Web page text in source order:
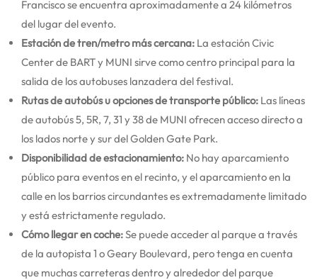
Francisco se encuentra aproximadamente a 24 kilómetros
del lugar del evento.
Estación de tren/metro más cercana: La estación Civic
Center de BART y MUNI sirve como centro principal para la
salida de los autobuses lanzadera del festival.
Rutas de autobús u opciones de transporte público: Las líneas
de autobús 5, 5R, 7, 31 y 38 de MUNI ofrecen acceso directo a
los lados norte y sur del Golden Gate Park.
Disponibilidad de estacionamiento: No hay aparcamiento
público para eventos en el recinto, y el aparcamiento en la
calle en los barrios circundantes es extremadamente limitado
y está estrictamente regulado.
Cómo llegar en coche:Se puede acceder al parque a través
de la autopista 1 o Geary Boulevard, pero tenga en cuenta
que muchas carreteras dentro y alrededor del parque